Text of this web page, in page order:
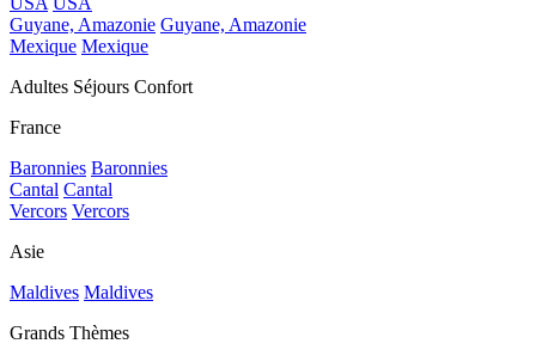
Guyane, Amazonie Guyane, Amazonie
Mexique Mexique
Adultes Séjours Confort
France
Baronnies Baronnies
Cantal Cantal
Vercors Vercors
Asie
Maldives Maldives
Grands Thèmes